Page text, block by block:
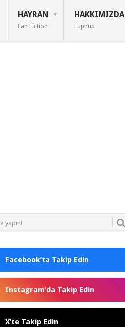
HAYRAN
Fan Fiction
HAKKIMIZDA
Fuphup
Facebook’ta Takip Edin
Instagram’da Takip Edin
X’te Takip Edin